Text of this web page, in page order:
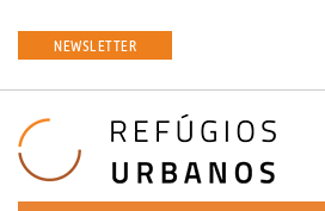
NEWSLETTER